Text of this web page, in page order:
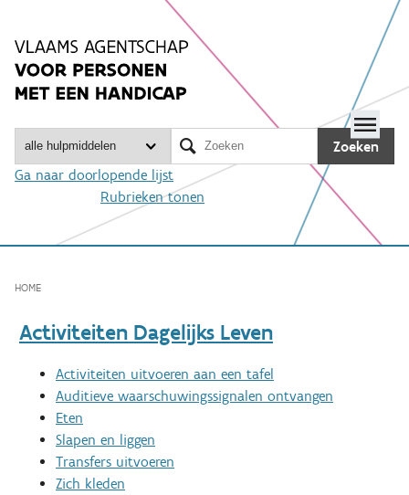
inhoud
Zoeken
Ga naar doorlopende lijst
Rubrieken tonen

HOME
Activiteiten Dagelijks Leven
Activiteiten uitvoeren aan een tafel
Auditieve waarschuwingssignalen ontvangen
Eten
Slapen en liggen
Transfers uitvoeren
Zich kleden